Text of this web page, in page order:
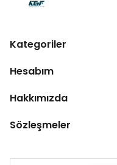
Kategoriler
Hesabım
Hakkımızda
Sözleşmeler